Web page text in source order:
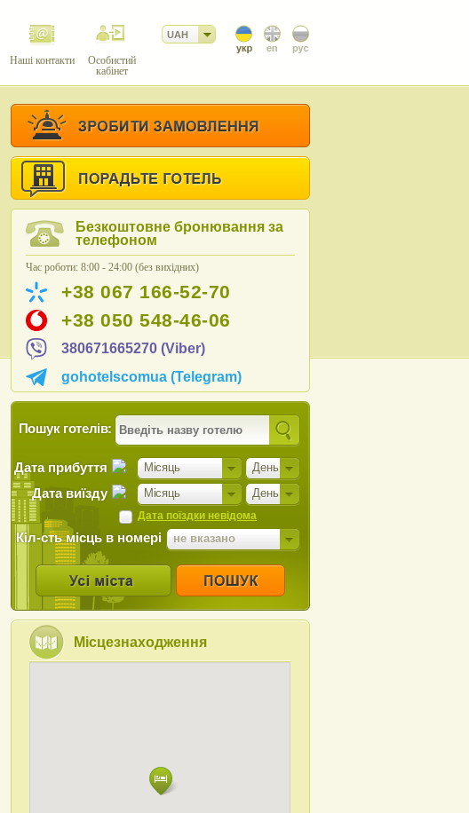
Наші контакти
Особистий
кабінет
UAH
Безкоштовне бронювання за
телефоном
Час роботи: 8:00 - 24:00 (без вихідних)
+38 067 166-52-70
+38 050 548-46-06
380671665270 (Viber)
gohotelscomua (Telegram)
Пошук готелів:
Місяць День
Дата прибуття
Місяць День
Дата виїзду
Дата поїздки невідома
Кіл-сть місць в номері не вказано
Місцезнаходження